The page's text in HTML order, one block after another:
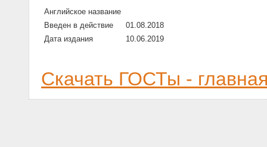
Английское название
Введен в действие
01.08.2018
Дата издания
10.06.2019
Скачать ГОСТы -